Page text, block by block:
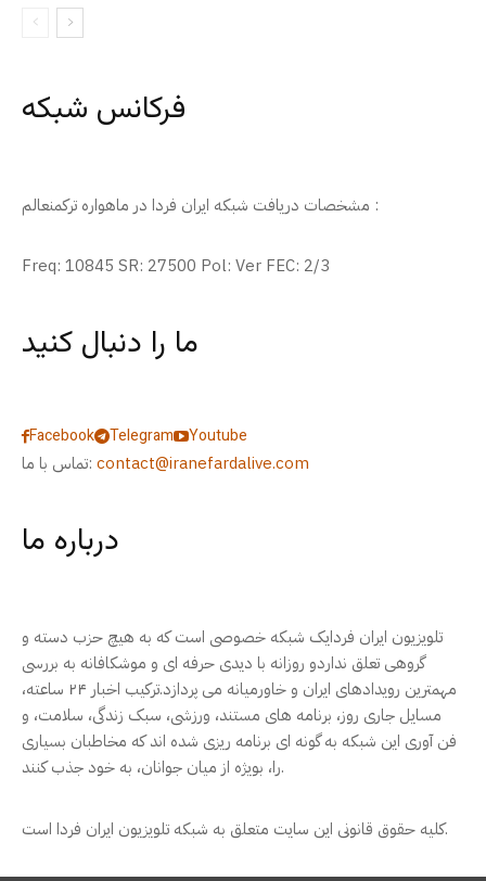
فرکانس شبکه
مشخصات دریافت شبکه ایران فردا در ماهواره ترکمنعالم :
Freq: 10845 SR: 27500 Pol: Ver FEC: 2/3
ما را دنبال کنید
Facebook Telegram
Youtube
تماس با ما: contact@iranefardalive.com
درباره ما
تلویزیون ایران فردایک شبکه خصوصی است که به هیچ حزب دسته و
گروهی تعلق نداردو روزانه با دیدی حرفه ای و موشکافانه به بررسی
مهمترین رویدادهای ایران و خاورمیانه می پردازد.ترکیب اخبار ۲۴ ساعته،
مسایل جاری روز، برنامه های مستند، ورزشی، سبک زندگی، سلامت، و
فن آوری این شبکه به گونه ای برنامه ریزی شده اند که مخاطبان بسیاری
را، بویژه از میان جوانان، به خود جذب کنند.
کلیه حقوق قانونی این سایت متعلق به شبکه تلویزیون ایران فردا است.